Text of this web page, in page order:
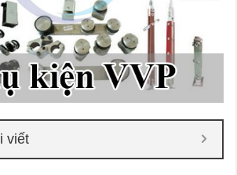
viết